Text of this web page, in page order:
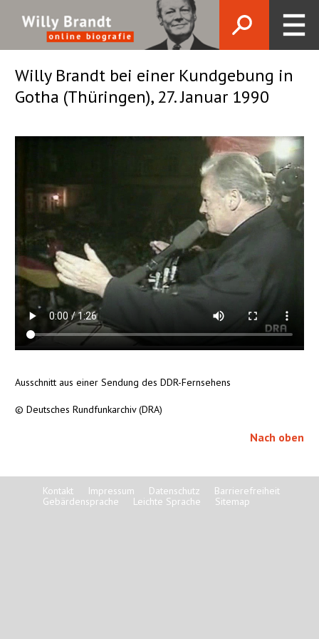
Willy Brandt bei einer Kundgebung in
Gotha (Thüringen), 27. Januar 1990
Ausschnitt aus einer Sendung des DDR-Fernsehens
© Deutsches Rundfunkarchiv (DRA)
Nach oben
Kontakt Impressum Datenschutz
Barrierefreiheit
Gebärdensprache
Leichte Sprache Sitemap